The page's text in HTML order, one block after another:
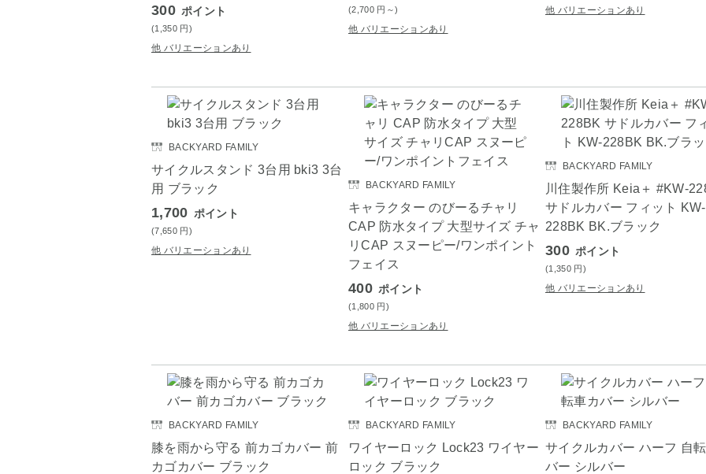
300 ポイント
(1,350 円)
他 バリエーションあり
(2,700 円 ～)
他 バリエーションあり
他 バリエーションあり
BACKYARD FAMILY
サイクルスタンド 3台用 bki3 3台
用 ブラック
1,700 ポイント
(7,650 円)
他 バリエーションあり
BACKYARD FAMILY
キャラクター のびーるチャリ
CAP 防水タイプ 大型サイズ チャ
リCAP スヌーピー/ワンポイント
フェイス
400 ポイント
(1,800 円)
他 バリエーションあり
BACKYARD FAMILY
川住製作所 Keia＋ #KW-
サドルカバー フィット KW-
228BK BK.ブラック
300 ポイント
(1,350 円)
他 バリエーションあり
BACKYARD FAMILY
膝を雨から守る 前カゴカバー 前
カゴカバー ブラック
BACKYARD FAMILY
ワイヤーロック Lock23 ワイヤー
ロック ブラック
BACKYARD FAMILY
サイクルカバー ハーフ 自
バー シルバー